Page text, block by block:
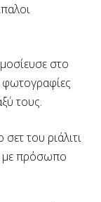
στο
φωτογραφίες
τους.
του ριάλιτι
με πρόσωπο